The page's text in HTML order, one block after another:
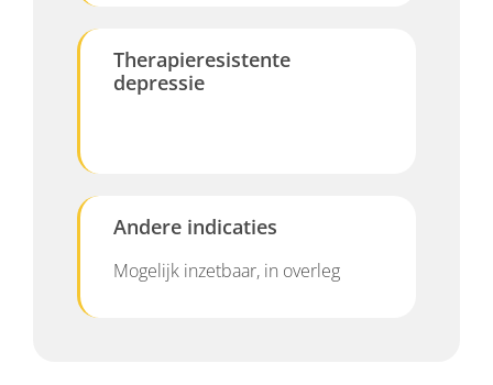
Therapieresistente
depressie
Andere indicaties
Mogelijk inzetbaar, in overleg